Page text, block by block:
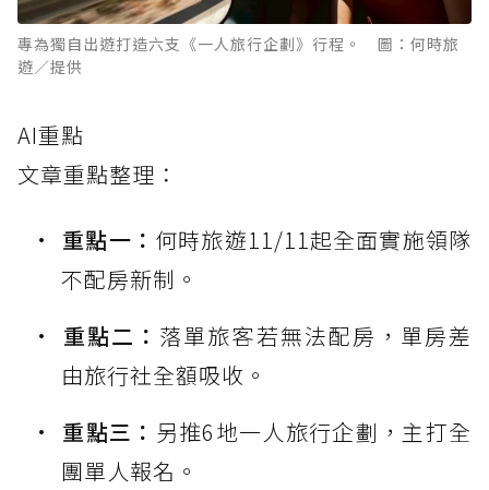
專為獨自出遊打造六支《一人旅行企劃》行程。 圖：何時旅
遊／提供
AI重點
文章重點整理：
重點一： 何時旅遊11/11起全面實施領隊
不配房新制。
重點二： 落單旅客若無法配房，單房差
由旅行社全額吸收。
重點三： 另推6地一人旅行企劃，主打全
團單人報名。